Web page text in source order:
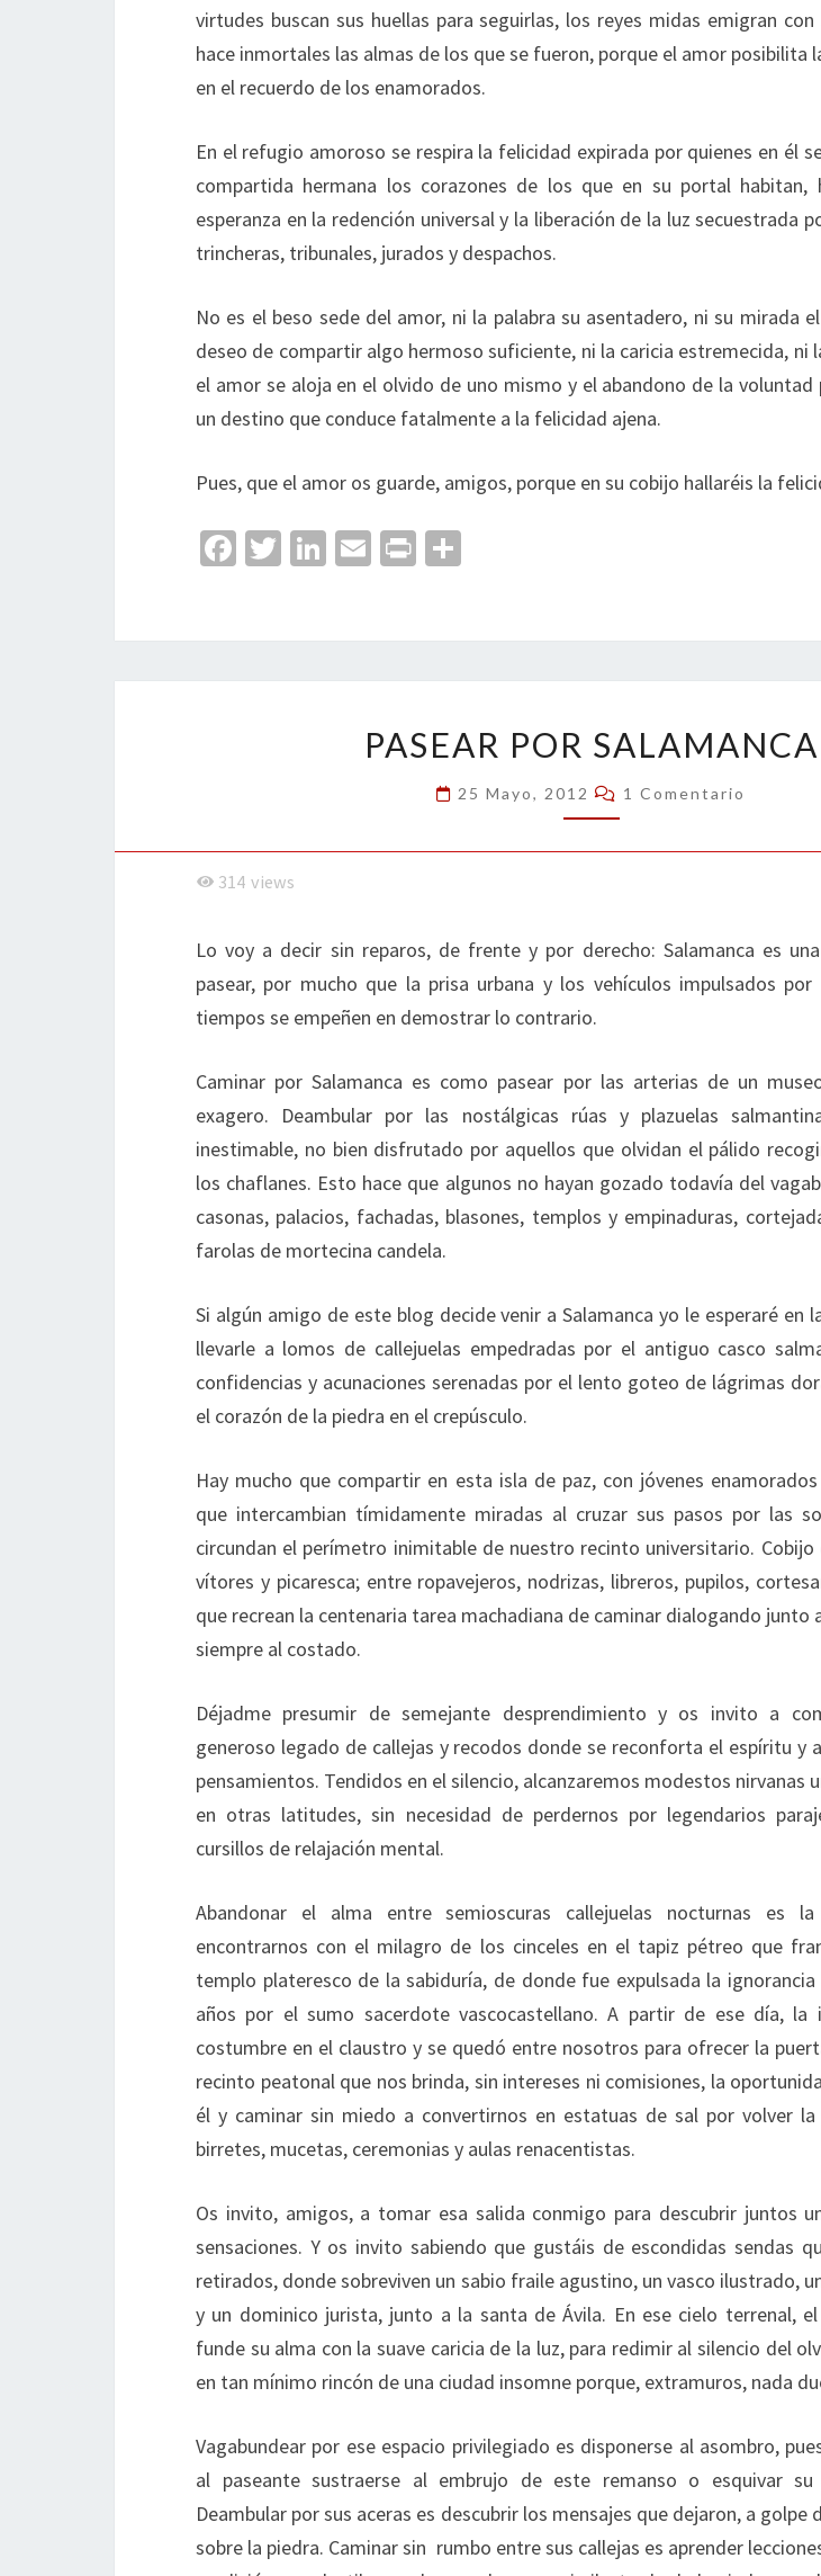
virtudes buscan sus huellas para seguirlas, los reyes midas emigran
hace inmortales las almas de los que se fueron, porque el amor posibilita
en el recuerdo de los enamorados.
En el refugio amoroso se respira la felicidad expirada por quienes en él
compartida hermana los corazones de los que en su portal habitan,
esperanza en la redención universal y la liberación de la luz secuestrada
trincheras, tribunales, jurados y despachos.
No es el beso sede del amor, ni la palabra su asentadero, ni su mirada
deseo de compartir algo hermoso suficiente, ni la caricia estremecida,
el amor se aloja en el olvido de uno mismo y el abandono de la voluntad
un destino que conduce fatalmente a la felicidad ajena.
Pues, que el amor os guarde, amigos, porque en su cobijo hallaréis la
Fa
o
T
Li
n
E
Pr
ar
tir
POR
SALAMANCA
PASEAR POR SALAMANCA
25 Mayo, 2012 Comentarios
1 Comentario
314 views
Lo voy a decir sin reparos, de frente y por derecho: Salamanca es
pasear, por mucho que la prisa urbana y los vehículos impulsados
tiempos se empeñen en demostrar lo contrario.
Caminar por Salamanca es como pasear por las arterias de un
exagero. Deambular por las nostálgicas rúas y plazuelas
inestimable, no bien disfrutado por aquellos que olvidan el pálido
los chaflanes. Esto hace que algunos no hayan gozado todavía del
casonas, palacios, fachadas, blasones, templos y empinaduras,
farolas de mortecina candela.
Si algún amigo de este blog decide venir a Salamanca yo le esperaré en
llevarle a lomos de callejuelas empedradas por el antiguo casco
confidencias y acunaciones serenadas por el lento goteo de lágrimas
el corazón de la piedra en el crepúsculo.
Hay mucho que compartir en esta isla de paz, con jóvenes
que intercambian tímidamente miradas al cruzar sus pasos por las
circundan el perímetro inimitable de nuestro recinto universitario. Cobijo
vítores y picaresca; entre ropavejeros, nodrizas, libreros, pupilos,
que recrean la centenaria tarea machadiana de caminar dialogando junto
siempre al costado.
Déjadme presumir de semejante desprendimiento y os invito a
generoso legado de callejas y recodos donde se reconforta el espíritu y
pensamientos. Tendidos en el silencio, alcanzaremos modestos nirvanas
en otras latitudes, sin necesidad de perdernos por legendarios
cursillos de relajación mental.
Abandonar el alma entre semioscuras callejuelas nocturnas es
encontrarnos con el milagro de los cinceles en el tapiz pétreo que
templo plateresco de la sabiduría, de donde fue expulsada la
años por el sumo sacerdote vascocastellano. A partir de ese día, la
costumbre en el claustro y se quedó entre nosotros para ofrecer la
recinto peatonal que nos brinda, sin intereses ni comisiones, la
él y caminar sin miedo a convertirnos en estatuas de sal por volver
birretes, mucetas, ceremonias y aulas renacentistas.
Os invito, amigos, a tomar esa salida conmigo para descubrir juntos
sensaciones. Y os invito sabiendo que gustáis de escondidas sendas
retirados, donde sobreviven un sabio fraile agustino, un vasco ilustrado,
y un dominico jurista, junto a la santa de Ávila. En ese cielo terrenal,
funde su alma con la suave caricia de la luz, para redimir al silencio del
en tan mínimo rincón de una ciudad insomne porque, extramuros, nada
Vagabundear por ese espacio privilegiado es disponerse al asombro,
al paseante sustraerse al embrujo de este remanso o esquivar su
Deambular por sus aceras es descubrir los mensajes que dejaron, a golpe
sobre la piedra. Caminar sin rumbo entre sus callejas es aprender